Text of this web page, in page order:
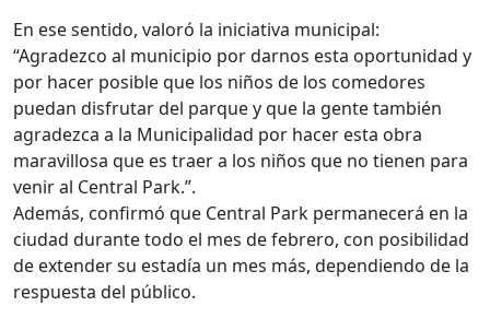
En ese sentido, valoró la iniciativa municipal:
“Agradezco al municipio por darnos esta oportunidad y
por hacer posible que los niños de los comedores
puedan disfrutar del parque y que la gente también
agradezca a la Municipalidad por hacer esta obra
maravillosa que es traer a los niños que no tienen para
venir al Central Park.”.
Además, confirmó que Central Park permanecerá en la
ciudad durante todo el mes de febrero, con posibilidad
de extender su estadía un mes más, dependiendo de la
respuesta del público.